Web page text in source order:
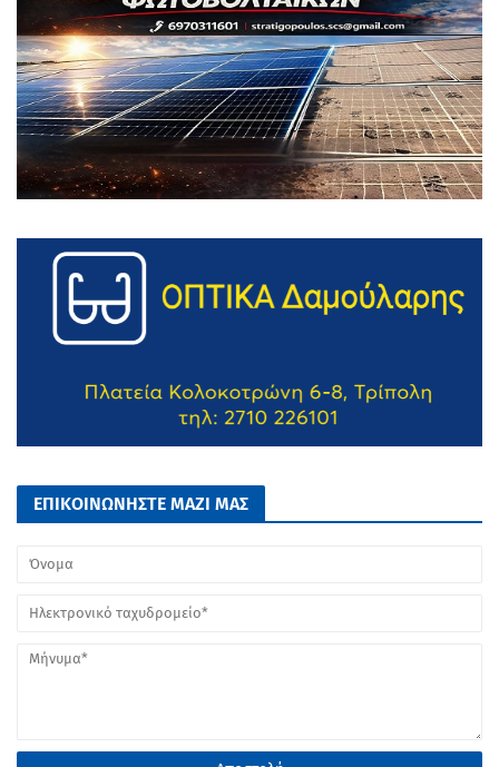
ΕΠΙΚΟΙΝΩΝΗΣΤΕ ΜΑΖΙ ΜΑΣ